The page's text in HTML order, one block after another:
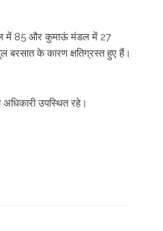
में 85 और कुमाऊं मंडल में 27
बरसात के कारण क्षतिग्रस्त हुए हैं।
उपस्थित रहे।